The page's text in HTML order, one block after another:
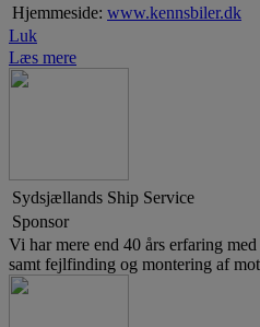
Hjemmeside: www.kennsbiler.dk
Luk
Læs mere
Sydsjællands Ship Service
Sponsor
Vi har mere end 40 års erfaring
samt fejlfinding og montering af